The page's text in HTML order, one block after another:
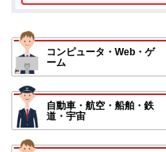
コンピュータ・Web・ゲ
ーム
自動車・航空・船舶・鉄
道・宇宙